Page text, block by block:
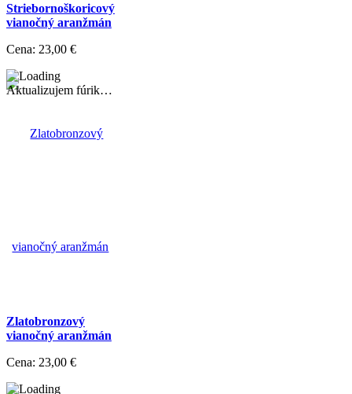
Striebornoškoricový
vianočný aranžmán
Cena: 23,00 €
Aktualizujem fúrik…
Zlatobronzový
vianočný aranžmán
Cena: 23,00 €